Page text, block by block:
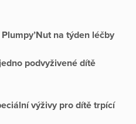
na týden léčby
podvyživené dítě
výživy pro dítě trpící